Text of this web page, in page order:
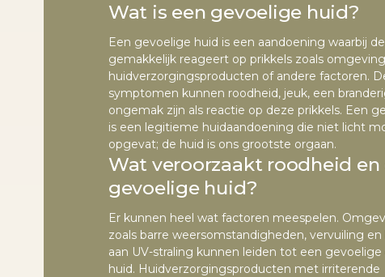
Wat is een gevoelige huid?
Een gevoelige huid is een aandoening waarbij
gemakkelijk reageert op prikkels zoals
huidverzorgingsproducten of andere factoren.
symptomen kunnen roodheid, jeuk, een
ongemak zijn als reactie op deze prikkels. Een
is een legitieme huidaandoening die niet licht
opgevat; de huid is ons grootste orgaan.
Wat veroorzaakt roodheid en
gevoelige huid?
Er kunnen heel wat factoren meespelen.
zoals barre weersomstandigheden, vervuiling
aan UV-straling kunnen leiden tot een gevoelige
huid. Huidverzorgingsproducten met irriterende